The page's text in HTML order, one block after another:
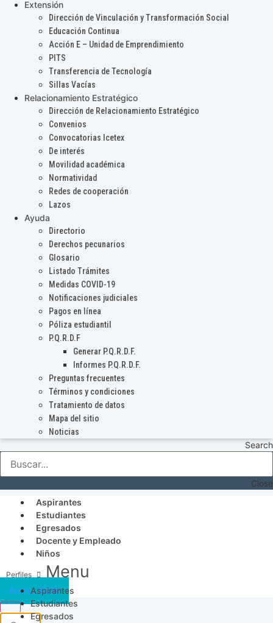
Extensión
Dirección de Vinculación y Transformación Social
Educación Continua
Acción E – Unidad de Emprendimiento
PITS
Transferencia de Tecnología
Sillas Vacías
Relacionamiento Estratégico
Dirección de Relacionamiento Estratégico
Convenios
Convocatorias Icetex
De interés
Movilidad académica
Normatividad
Redes de cooperación
Lazos
Ayuda
Directorio
Derechos pecunarios
Glosario
Listado Trámites
Medidas COVID-19
Notificaciones judiciales
Pagos en línea
Póliza estudiantil
P.Q.R.D.F
Generar P.Q.R.D.F.
Informes P.Q.R.D.F.
Preguntas frecuentes
Términos y condiciones
Tratamiento de datos
Mapa del sitio
Noticias
Search
Close
Aspirantes
Estudiantes
Egresados
Docente y Empleado
Niños
Menu
Aspirantes
Estudiantes
Egresados
Acceso SICAU